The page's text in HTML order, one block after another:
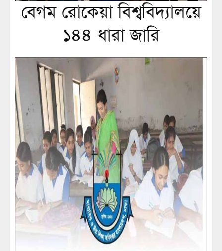
বেগম রোকেয়া বিশ্ববিদ্যালয়ে
১৪৪ ধারা জারি